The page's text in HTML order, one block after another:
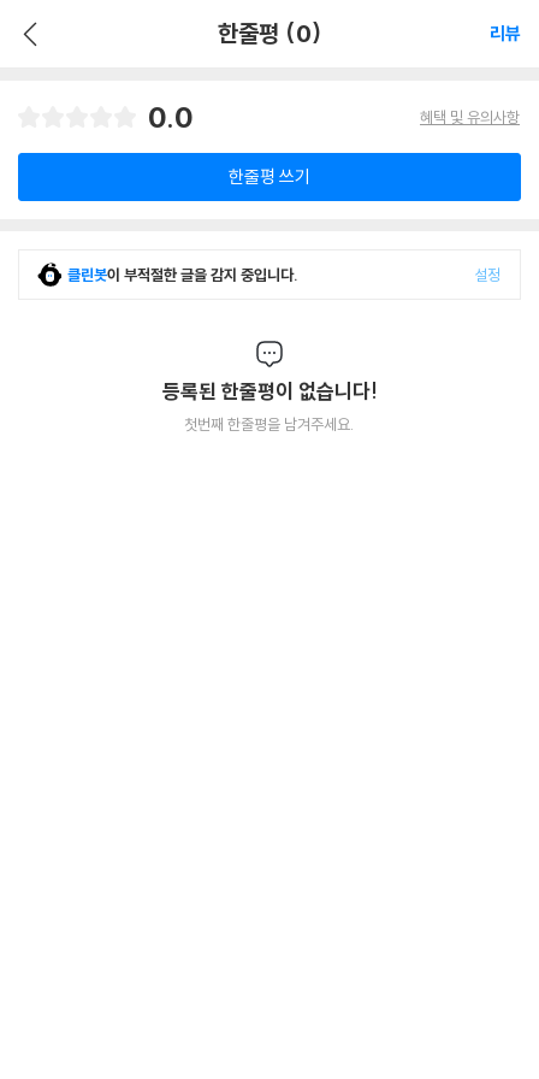
한줄평 (0) 리뷰
0.0 혜택 및 유의사항
한줄평 쓰기
클린봇이 부적절한 글을 감지 중입니다. 설정
등록된 한줄평이 없습니다!
첫번째 한줄평을 남겨주세요.